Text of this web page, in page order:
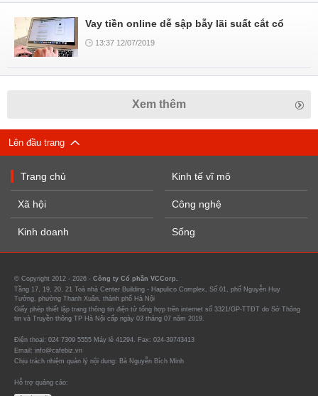
Vay tiền online dễ sập bẫy lãi suất cắt cổ
13:37 12/07/2019
Xem thêm
Lên đầu trang
Trang chủ
Xã hội
Kinh doanh
Kinh tế vĩ mô
Công nghệ
Sống
© Copyright 2012 - 2026 - Công ty Cổ phần VCCorp.
Tầng 17, 19, 20, 21 Toà nhà Center Building - Hapulico Complex, Số 01, phố Nguyễn Huy
Tưởng, phường Thanh Xuân, thành phố Hà Nội
Giấy phép thiết lập trang thông tin điện tử tổng hợp trên internet số 3321/GP-TTĐT do Sở Thông
tin và Truyền thông TP Hà Nội cấp ngày 03 tháng 07 năm 2019.
Điện thoại: 024 7309 5555 Máy lẻ 41294. Fax: 024-39743413
Email: info@cafebiz.vn
Chịu trách nhiệm quản lý nội dung: Bà Nguyễn Bích Minh
Hỗ trợ quảng cáo: